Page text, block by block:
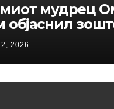
мудрец
објаснил
не треба да
на животот:
години ова сè
од најдобрите
2026